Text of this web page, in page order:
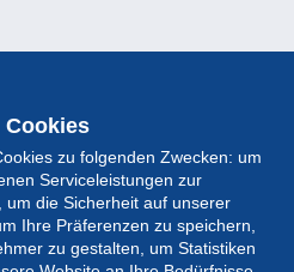
Cookies
zu folgenden Zwecken: um
Serviceleistungen zur
die Sicherheit auf unserer
Ihre Präferenzen zu speichern,
zu gestalten, um Statistiken